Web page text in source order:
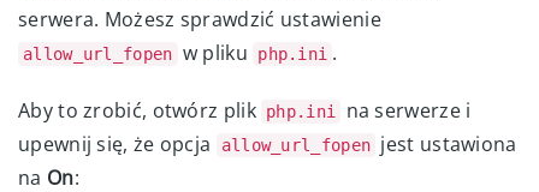
serwera. Możesz sprawdzić ustawienie
allow_url_fopen w pliku php.ini .
Aby to zrobić, otwórz plik php.ini
na serwerze i
upewnij się, że opcja
allow_url_fopen jest ustawiona
na On: